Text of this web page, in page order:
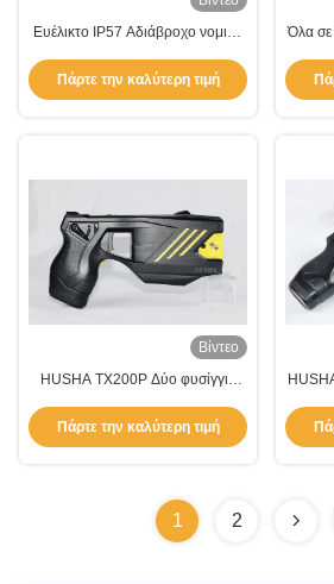
Ευέλικτο IP57 Αδιάβροχο νομικό
βολών προστασία
αναισθητοποιητικό όπλο
Πάρτε την καλύτερη τιμή
Όλα σε
Βίντεο
HUSHA TX200P Δύο φυσίγγια
IP57 αδιάβροχο και 55±5KV
έξοδος τάσης για τακτική χρήση
Πάρτε την καλύτερη τιμή
1 2